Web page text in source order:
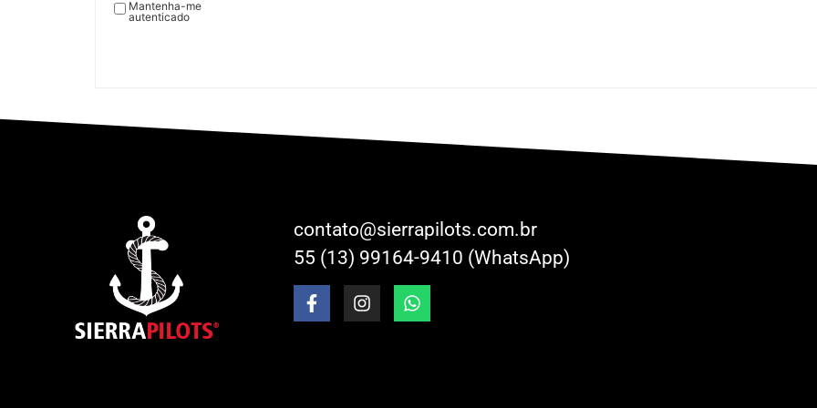
Mantenha-me
autenticado
contato@sierrapilots.com.br
55 (13) 99164-9410 (WhatsApp)